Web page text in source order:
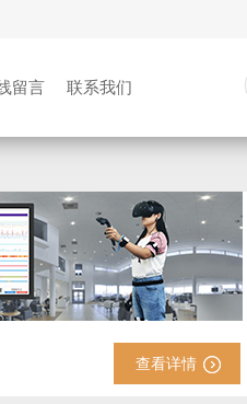
留言 联系我们
查看详情